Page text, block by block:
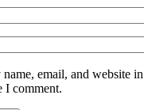
name, email, and website
I comment.